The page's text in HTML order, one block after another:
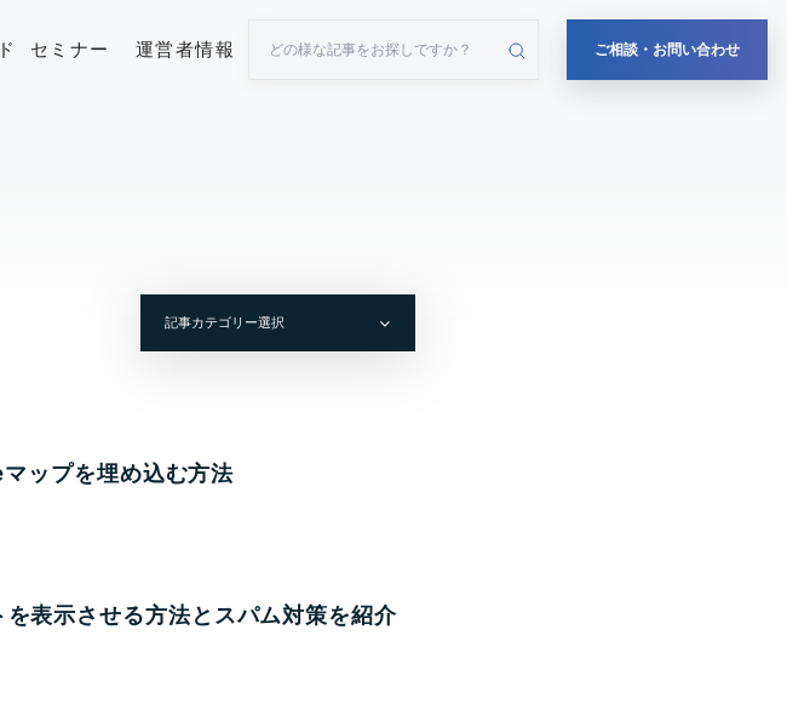
セミナー 運営者情報 ご相談・お問い合わせ
ップを埋め込む方法
表示させる方法とスパム対策を紹介